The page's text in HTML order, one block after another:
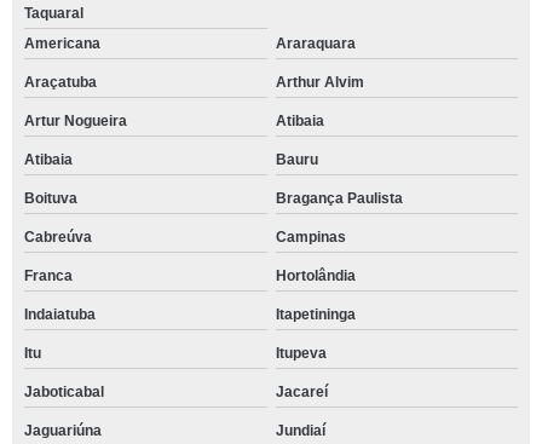
Taquaral
Americana
Araraquara
Araçatuba Arthur Alvim
Artur Nogueira Atibaia
Atibaia Bauru
Boituva Bragança Paulista
Cabreúva Campinas
Franca Hortolândia
Indaiatuba Itapetininga
Itu Itupeva
Jaboticabal Jacareí
Jaguariúna Jundiaí